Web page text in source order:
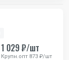
1 029 ₽/шт
Крупн.опт 873 ₽/шт